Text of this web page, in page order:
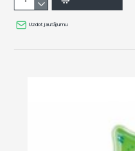
Uzdot jautājumu